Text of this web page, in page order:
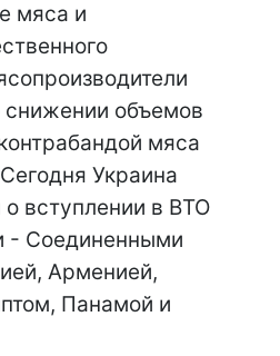
мяса и
объемов
мяса
Украина
вступлении в ВТО
- Соединенными
Арменией,
Панамой и